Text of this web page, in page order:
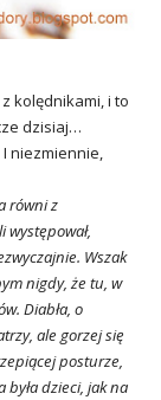
kolędnikami, i to
dzisiaj…
niezmiennie,
równi z
Wszak
nigdy, że tu, w
Diabła, o
ale gorzej się
posturze,
była dzieci, jak na